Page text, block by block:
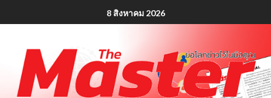
8 สิงหาคม 2026